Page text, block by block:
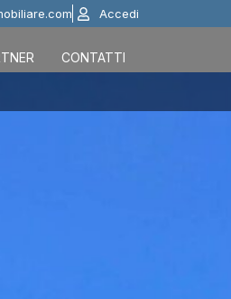
Accedi
CONTATTI